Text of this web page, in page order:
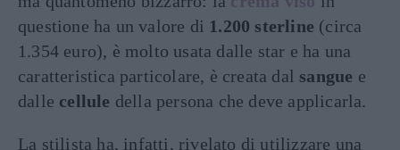
questione ha un valore di 1.200 sterline (circa
1.354 euro), è molto usata dalle star e ha una
caratteristica particolare, è creata dal sangue e
dalle cellule della persona che deve applicarla.
La stilista ha, infatti, rivelato di utilizzare una